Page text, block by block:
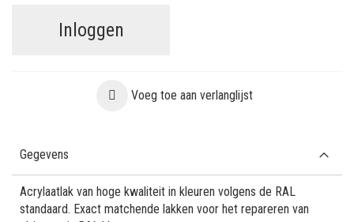
Inloggen
Voeg toe aan verlanglijst
Gegevens
Acrylaatlak van hoge kwaliteit in kleuren volgens de RAL
standaard. Exact matchende lakken voor het repareren van